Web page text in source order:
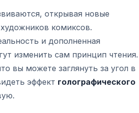
открывая новые
комиксов.
и дополненная
изменить сам принцип чтения.
вы можете заглянуть за угол в
эффект голографического